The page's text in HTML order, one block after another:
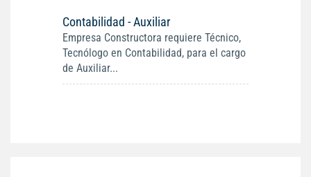
Contabilidad - Auxiliar
Empresa Constructora requiere Técnico,
Tecnólogo en Contabilidad, para el cargo
de Auxiliar...